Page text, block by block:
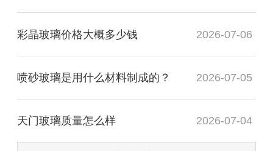
彩晶玻璃价格大概多少钱 2026-07-06
喷砂玻璃是用什么材料制成的？ 2026-07-05
天门玻璃质量怎么样 2026-07-04